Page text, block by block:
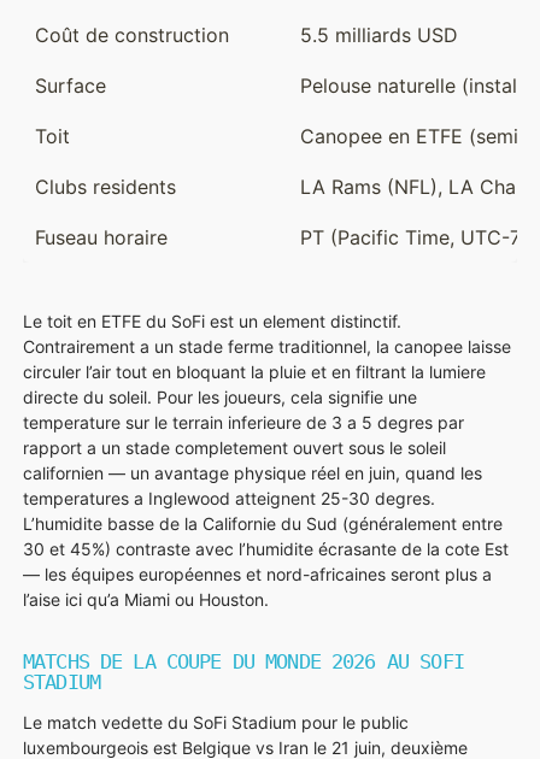
Coût de construction 5.5 milliards USD
Surface Pelouse naturelle
Toit Canopee en ETFE
Clubs residents LA Rams (NFL), LA
Fuseau horaire PT (Pacific Time, UTC-7
Le toit en ETFE du SoFi est un element distinctif.
Contrairement a un stade ferme traditionnel, la canopee laisse
circuler l’air tout en bloquant la pluie et en filtrant la lumiere
directe du soleil. Pour les joueurs, cela signifie une
temperature sur le terrain inferieure de 3 a 5 degres par
rapport a un stade completement ouvert sous le soleil
californien — un avantage physique réel en juin, quand les
temperatures a Inglewood atteignent 25-30 degres.
L’humidite basse de la Californie du Sud (généralement entre
30 et 45%) contraste avec l’humidite écrasante de la cote Est
— les équipes européennes et nord-africaines seront plus a
l’aise ici qu’a Miami ou Houston.
MATCHS DE LA COUPE DU MONDE 2026 AU SOFI
STADIUM
Le match vedette du SoFi Stadium pour le public
luxembourgeois est Belgique vs Iran le 21 juin, deuxième